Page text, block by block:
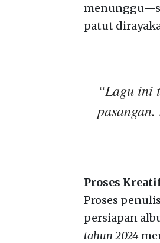
patut
“Lagu ini
Proses
Proses
persiapan
tahun 2024